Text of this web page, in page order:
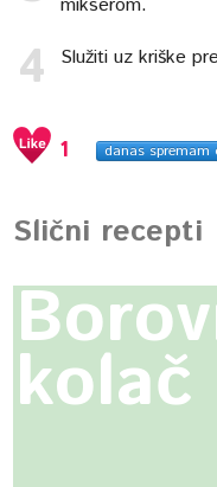
Služiti uz kriške
1 danas spremam
Slični recepti
kolač